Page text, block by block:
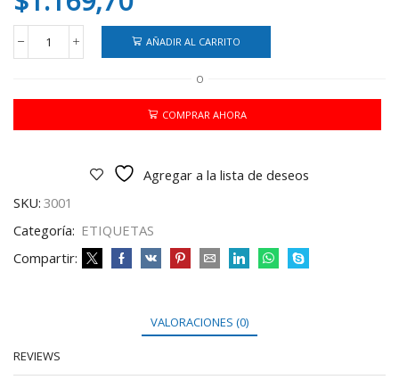
OJALILLO
AVERY
SOBRE
HOJAS
AÑADIR AL CARRITO
O
COMPRAR AHORA
Agregar a la lista de deseos
SKU: 3001
Categoría: ETIQUETAS
Compartir:
VALORACIONES (0)
REVIEWS